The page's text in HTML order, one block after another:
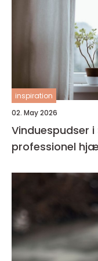
inspiration
02. May 2026
Vinduespudser
professionel